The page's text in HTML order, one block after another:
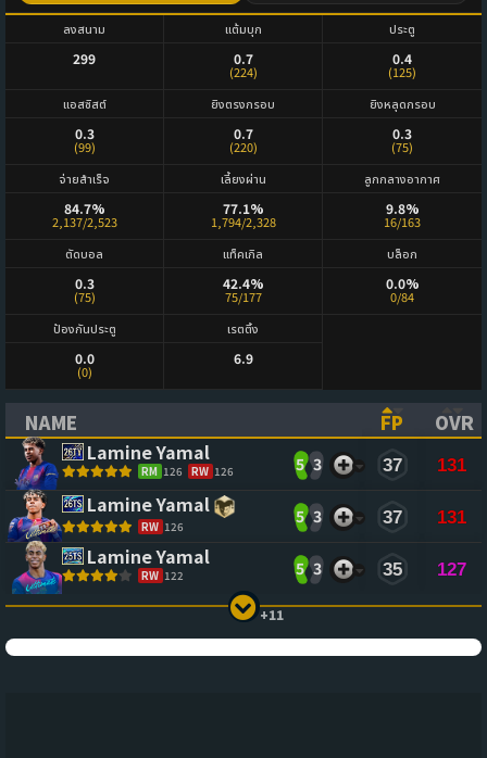
ลงสนาม
299
แต้มบุก
0.7
(224)
ประตู
0.4
(125)
แอสซิสต์
0.3
(99)
ยิงตรงกรอบ
0.7
(220)
ยิงหลุดกรอบ
0.3
(75)
จ่ายสำเร็จ
84.7%
2,137/2,523
เลี้ยงผ่าน
77.1%
1,794/2,328
ลูกกลางอากาศ
9.8%
16/163
ตัดบอล
0.3
(75)
แท็คเกิล
42.4%
75/177
บล็อก
0.0%
0/84
ป้องกันประตู
0.0
(0)
เรตติ้ง
6.9
NAME
(CLICK TO SORT ASCENDING)
FP
OVR
Lamine Yamal
RM 126 RW 126 5 3 37 131
Lamine Yamal
RW 126
5 3 37 131
Lamine Yamal
RW 122 5 3 35 127
+11